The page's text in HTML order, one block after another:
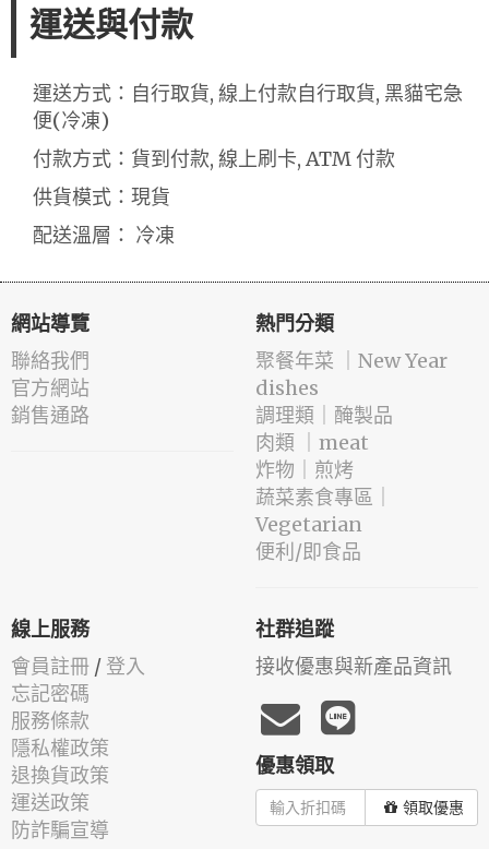
運送與付款
運送方式：自行取貨, 線上付款自行取貨, 黑貓宅急
便(冷凍)
付款方式：貨到付款, 線上刷卡, ATM 付款
供貨模式：現貨
配送溫層： 冷凍
網站導覽
聯絡我們
官方網站
銷售通路
熱門分類
️聚餐年菜 ｜New Year
dishes
️調理類｜醃製品
肉類 ｜meat
️炸物｜煎烤
蔬菜素食專區｜
Vegetarian
便利/即食品
線上服務
會員註冊 / 登入
忘記密碼
服務條款
隱私權政策
退換貨政策
運送政策
防詐騙宣導
社群追蹤
接收優惠與新產品資訊
優惠領取
領取優惠